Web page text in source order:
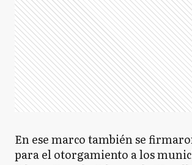
En ese marco también se
para el otorgamiento a los